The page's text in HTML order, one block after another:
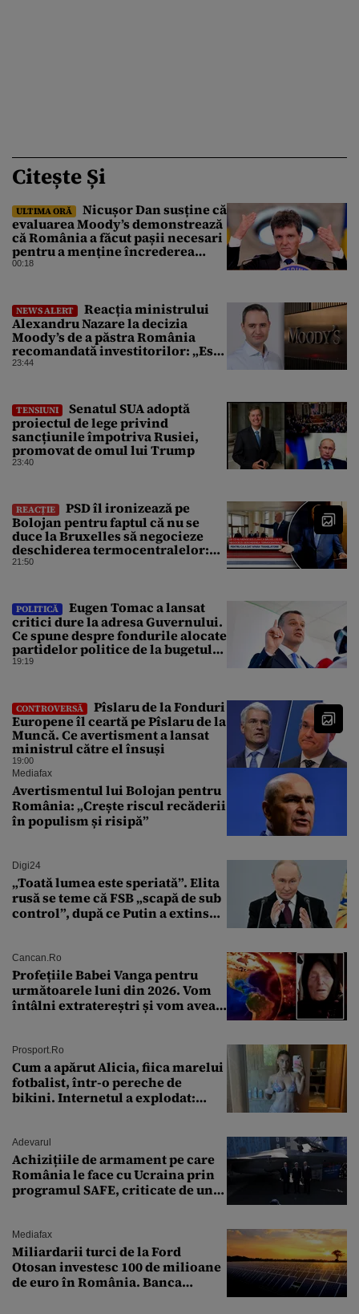
Citește Și
ULTIMA ORĂ
Nicușor Dan susține că
evaluarea Moody’s demonstrează
că România a făcut pașii necesari
pentru a menține încrederea
investitorilor: „Totuși,
00:18
NEWS ALERT
Reacția ministrului
Alexandru Nazare la decizia
Moody’s de a păstra România
recomandată investitorilor: „Este
un răgaz, dar în niciun caz un
23:44
TENSIUNI
Senatul SUA adoptă
proiectul de lege privind
sancțiunile împotriva Rusiei,
promovat de omul lui Trump
23:40
REACȚIE
PSD îl ironizează pe
Bolojan pentru faptul că nu se
duce la Bruxelles să negocieze
deschiderea termocentralelor:
„Pentru că a dat afară
21:50
POLITICĂ
Eugen Tomac a lansat
critici dure la adresa Guvernului.
Ce spune despre fondurile alocate
partidelor politice de la bugetul
de stat
19:19
CONTROVERSĂ
Pîslaru de la Fonduri
Europene îl ceartă pe Pîslaru de la
Muncă. Ce avertisment a lansat
ministrul către el însuși
19:00
Mediafax
Avertismentul lui Bolojan pentru
România: „Crește riscul recăderii
în populism și risipă”
Digi24
„Toată lumea este speriată”. Elita
rusă se teme că FSB „scapă de sub
control”, după ce Putin a extins
Cancan.ro
Profețiile Babei Vanga pentru
următoarele luni din 2026. Vom
întâlni extratereștri și vom avea
Prosport.ro
Cum a apărut Alicia, fiica marelui
fotbalist, într-o pereche de
bikini. Internetul a explodat:
Adevarul
Achizițiile de armament pe care
România le face cu Ucraina prin
programul SAFE, criticate de un
Mediafax
Miliardarii turci de la Ford
Otosan investesc 100 de milioane
de euro în România. Banca